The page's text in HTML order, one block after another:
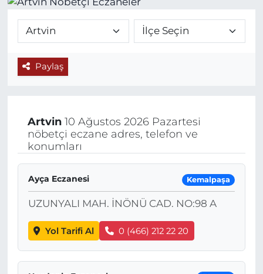
Paylaş
Artvin10 Ağustos 2026 Pazartesi
nöbetçi eczane adres, telefon ve
konumları
Ayça Eczanesi Kemalpaşa
UZUNYALI MAH. İNÖNÜ CAD. NO:98 A
Yol Tarifi Al 0 (466) 212 22 20